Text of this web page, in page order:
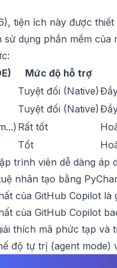
tiện ích này được
dụng phần mềm
Mức độ hỗ trợ
Tuyệt đối (Native)
Tuyệt đối (Native)
Rất tốt
Tốt
trình viên dễ dàng
nhân tạo bằng
của GitHub Copilot là
của GitHub Copilot
thích mã phức tạp và
độ tự trị (agent mode)